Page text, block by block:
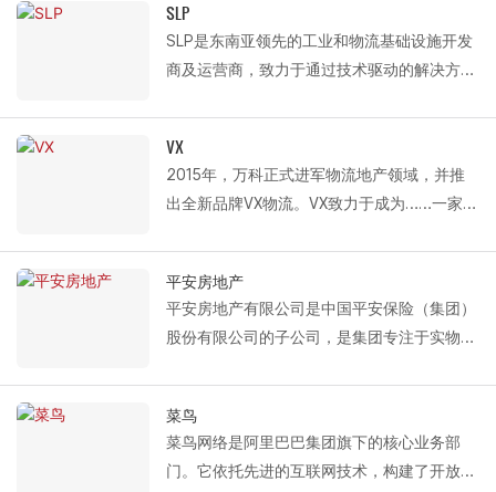
业园区和城市配送中心的高效物流网络。
作为普洛斯（Prologis）的长期战略合作伙
伴，Fastlink深度参与其运营，为其遍布全国
温分段式卷帘门、铝合金单扇门、液压装卸平
台和HVLS工业风机。普洛斯相关产品年度采
购量的95%以上来自Fastlink。
身定制了一套全面的通道解决方案。该方案有
效提升了各类设备之间的协同作用，确保操作
更加顺畅，并促进更快、更高效的货物装卸和
周转。
SLP
SLP是东南亚领先的工业和物流基础设施开发
商及运营商，致力于通过技术驱动的解决方案
合公司，SLP凭借其专业的资产管理经验和国
际视野，不断为该地区的物流设施树立新的行
业标杆。
段式门、单板分段式门和液压装卸平台。
VX
2015年，万科正式进军物流地产领域，并推
出全新品牌VX物流。VX致力于成为……一家专
建设到高标准仓库的租赁和运营的整个过程该
公司主要为电子商务、零售、第三方物流、快
递货运和冷链行业的客户提供基础设施服务。
了规模的显著增长。自 2015 年以来，
Fastlink 与 VX 建立了合作伙伴关系并签署了
框架协议，合作范围涵盖众多重点城市。中
平安房地产
平安房地产有限公司是中国平安保险（集团）
股份有限公司的子公司，是集团专注于实物资
注于物流地产的开发、管理和运营，致力于为
平安集团的保险资本在物流地产领域进行专业
的资产配置。凭借平安集团的综合财务优势，
菜鸟
菜鸟网络是阿里巴巴集团旗下的核心业务部
门。它依托先进的互联网技术，构建了开放、